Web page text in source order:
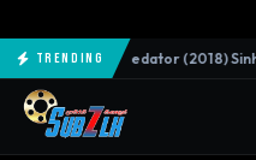
Trending
NEW The Predator (2018)